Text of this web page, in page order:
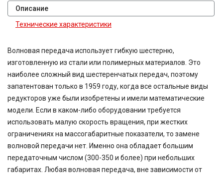
Описание
Технические характеристики
Волновая передача использует гибкую шестерню,
изготовленную из стали или полимерных материалов. Это
наиболее сложный вид шестеренчатых передач, поэтому
запатентован только в 1959 году, когда все остальные виды
редукторов уже были изобретены и имели математические
модели. Если в каком-либо оборудовании требуется
использовать малую скорость вращения, при жестких
ограничениях на массогабаритные показатели, то замене
волновой передачи нет. Именно она обладает большим
передаточным числом (300-350 и более) при небольших
габаритах. Любая волновая передача, вне зависимости от